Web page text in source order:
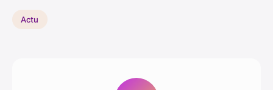
Actu